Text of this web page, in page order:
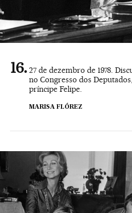
27 de dezembro de 1978.
no Congresso dos
príncipe Felipe.
MARISA FLÓREZ